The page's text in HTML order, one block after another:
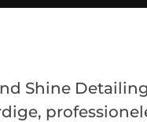
Shine